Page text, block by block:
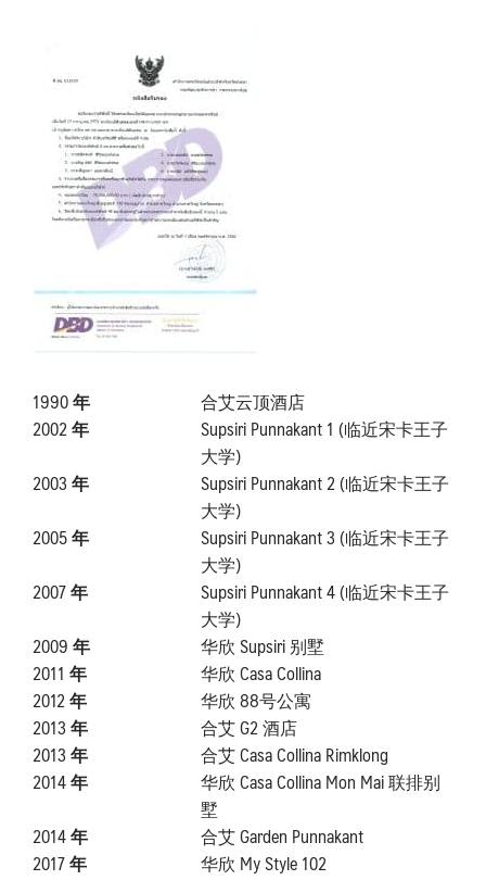
1990 年
合艾云顶酒店
2002 年
Supsiri Punnakant 1 (临近宋卡王子
大学)
2003 年
Supsiri Punnakant 2 (临近宋卡王子
大学)
2005 年
Supsiri Punnakant 3 (临近宋卡王子
大学)
2007 年
Supsiri Punnakant 4 (临近宋卡王子
大学)
2009 年
华欣 Supsiri 别墅
2011 年
华欣 Casa Collina
2012 年
华欣 88号公寓
2013 年
合艾 G2 酒店
2013 年
合艾 Casa Collina Rimklong
2014 年
华欣 Casa Collina Mon Mai 联排别
墅
2014 年
合艾 Garden Punnakant
2017 年
华欣 My Style 102